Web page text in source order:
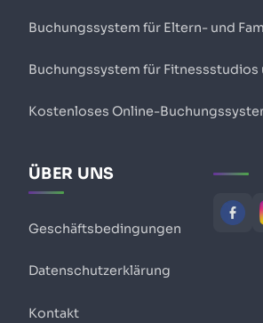
Buchungssystem für Eltern- und
Buchungssystem für Fitnessstudios
Kostenloses Online-
ÜBER UNS
Geschäftsbedingungen
Datenschutzerklärung
Kontakt